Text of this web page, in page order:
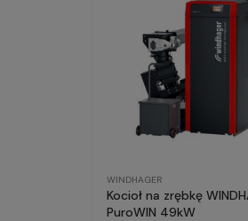
WINDHAGER
Kocioł na zrębkę WINDHAGER
PuroWIN 49kW